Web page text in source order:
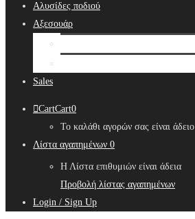
Αλυσίδες ποδιού
Αξεσουάρ
Sales
CartCart0
Το καλάθι αγορών σας είναι άδειο
Λίστα αγαπημένων 0
Η Λίστα επιθυμιών είναι άδεια
Προβολή λίστας αγαπημένων
Login / Sign Up